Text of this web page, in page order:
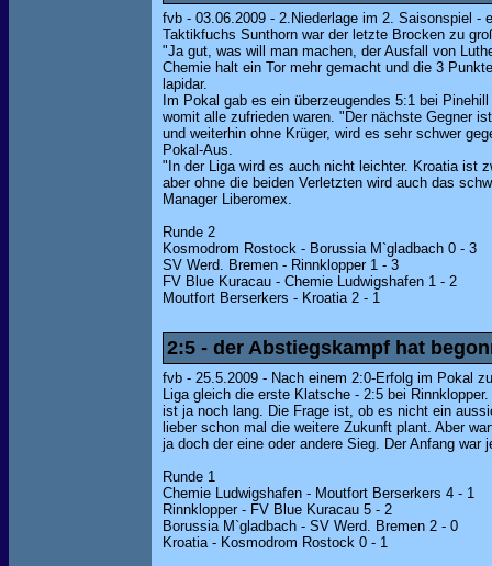
fvb - 03.06.2009 - 2.Niederlage im 2. Saisonspiel -
Taktikfuchs Sunthorn war der letzte Brocken zu
"Ja gut, was will man machen, der Ausfall von
Chemie halt ein Tor mehr gemacht und die 3
lapidar.
Im Pokal gab es ein überzeugendes 5:1 bei
womit alle zufrieden waren. "Der nächste Gegner
und weiterhin ohne Krüger, wird es sehr schwer
Pokal-Aus.
"In der Liga wird es auch nicht leichter. Kroatia ist
aber ohne die beiden Verletzten wird auch das
Manager Liberomex.
Runde 2
Kosmodrom Rostock - Borussia M`gladbach 0 - 3
SV Werd. Bremen - Rinnklopper 1 - 3
FV Blue Kuracau - Chemie Ludwigshafen 1 - 2
Moutfort Berserkers - Kroatia 2 - 1
2:5 - der Abstiegskampf hat
fvb - 25.5.2009 - Nach einem 2:0-Erfolg im Pokal
Liga gleich die erste Klatsche - 2:5 bei
ist ja noch lang. Die Frage ist, ob es nicht ein
lieber schon mal die weitere Zukunft plant. Aber
ja doch der eine oder andere Sieg. Der Anfang
Runde 1
Chemie Ludwigshafen - Moutfort Berserkers 4 - 1
Rinnklopper - FV Blue Kuracau 5 - 2
Borussia M`gladbach - SV Werd. Bremen 2 - 0
Kroatia - Kosmodrom Rostock 0 - 1